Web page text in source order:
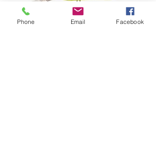
Phone Email Facebook